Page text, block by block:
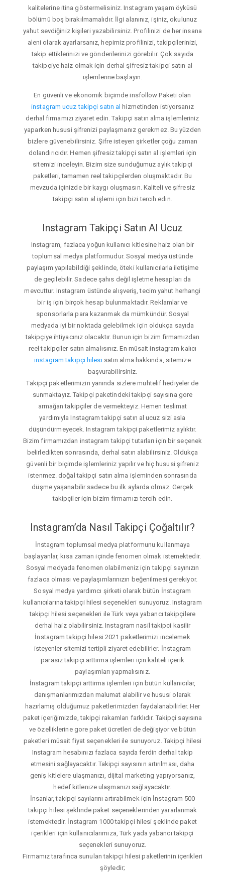
kalitelerine itina göstermelisiniz. Instagram yaşam öyküsü
bölümü boş bırakılmamalıdır. İlgi alanınız, işiniz, okulunuz
yahut sevdiğiniz kişileri yazabilirsiniz. Profilinizi de her insana
aleni olarak ayarlarsanız, hepimiz profilinizi, takipçilerinizi,
takip ettiklerinizi ve gönderilerinizi görebilir. Çok sayıda
takipçiye haiz olmak için derhal şifresiz takipçi satın al
işlemlerine başlayın.
En güvenli ve ekonomik biçimde insfollow Paketi olan
instagram ucuz takipçi satın al hizmetinden istiyorsanız
derhal firmamızı ziyaret edin. Takipçi satın alma işlemleriniz
yaparken hususi şifrenizi paylaşmanız gerekmez. Bu yüzden
bizlere güvenebilirsiniz. Şifre isteyen şirketler çoğu zaman
dolandırıcıdır. Hemen şifresiz takipçi satın al işlemleri için
sitemizi inceleyin. Bizim size sunduğumuz aylık takipçi
paketleri, tamamen reel takipçilerden oluşmaktadır. Bu
mevzuda içinizde bir kaygı oluşmasın. Kaliteli ve şifresiz
takipçi satın al işlemi için bizi tercih edin.
Instagram Takipçi Satın Al Ucuz
Instagram, fazlaca yoğun kullanıcı kitlesine haiz olan bir
toplumsal medya platformudur. Sosyal medya üstünde
paylaşım yapılabildiği şeklinde, öteki kullanıcılarla iletişime
de geçilebilir. Sadece şahıs değil işletme hesapları da
mevcuttur. Instagram üstünde alışveriş, tecim yahut herhangi
bir iş için birçok hesap bulunmaktadır. Reklamlar ve
sponsorlarla para kazanmak da mümkündür. Sosyal
medyada iyi bir noktada gelebilmek için oldukça sayıda
takipçiye ihtiyacınız olacaktır. Bunun için bizim firmamızdan
reel takipçiler satın almalısınız. En müsait instagram kalıcı
instagram takipçi hilesisatın alma hakkında, sitemize
başvurabilirsiniz.
Takipçi paketlerimizin yanında sizlere muhtelif hediyeler de
sunmaktayız. Takipçi paketindeki takipçi sayısına gore
armağan takipçiler de vermekteyiz. Hemen teslimat
yardımıyla Instagram takipçi satın al ucuz sizi asla
düşündürmeyecek. Instagram takipçi paketlerimiz aylıktır.
Bizim firmamızdan instagram takipçi tutarları için bir seçenek
belirledikten sonrasında, derhal satın alabilirsiniz. Oldukça
güvenli bir biçimde işlemleriniz yapılır ve hiç hususi şifreniz
istenmez. doğal takipçi satın alma işleminden sonrasında
düşme yaşanabilir sadece bu ilk aylarda olmaz. Gerçek
takipçiler için bizim firmamızı tercih edin.
Instagram’da Nasıl Takipçi Çoğaltılır?
İnstagram toplumsal medya platformunu kullanmaya
başlayanlar, kısa zaman içinde fenomen olmak istemektedir.
Sosyal medyada fenomen olabilmeniz için takipçi sayınızın
fazlaca olması ve paylaşımlarınızın beğenilmesi gerekiyor.
Sosyal medya yardımcı şirketi olarak bütün İnstagram
kullanıcılarına takipçi hilesi seçenekleri sunuyoruz. Instagram
takipçi hilesi seçenekleri ile Türk veya yabancı takipçilere
derhal haiz olabilirsiniz. Instagram nasil takipci kasilir
İnstagram takipçi hilesi 2021 paketlerimizi incelemek
isteyenler sitemizi tertipli ziyaret edebilirler. İnstagram
parasız takipçi arttırma işlemleri için kaliteli içerik
paylaşımları yapmalısınız.
İnstagram takipçi arttirma işlemleri için bütün kullanıcılar,
danışmanlarımızdan malumat alabilir ve hususi olarak
hazırlamış olduğumuz paketlerimizden faydalanabilirler. Her
paket içeriğimizde, takipçi rakamları farklıdır. Takipçi sayısına
ve özelliklerine gore paket ücretleri de değişiyor ve bütün
paketleri müsait fiyat seçenekleri ile sunuyoruz. Takipçi hilesi
Instagram hesabınızı fazlaca sayıda ferdin derhal takip
etmesini sağlayacaktır. Takipçi sayısının artırılması, daha
geniş kitlelere ulaşmanızı, dijital marketing yapıyorsanız,
hedef kitlenize ulaşmanızı sağlayacaktır.
İnsanlar, takipçi sayılarını artırabilmek için İnstagram 500
takipçi hilesi şeklinde paket seçeneklerinden yararlanmak
istemektedir. İnstagram 1000 takipçi hilesi şeklinde paket
içerikleri için kullanıcılarımıza, Türk yada yabancı takipçi
seçenekleri sunuyoruz.
Firmamız tarafınca sunulan takipçi hilesi paketlerinin içerikleri
şöyledir;